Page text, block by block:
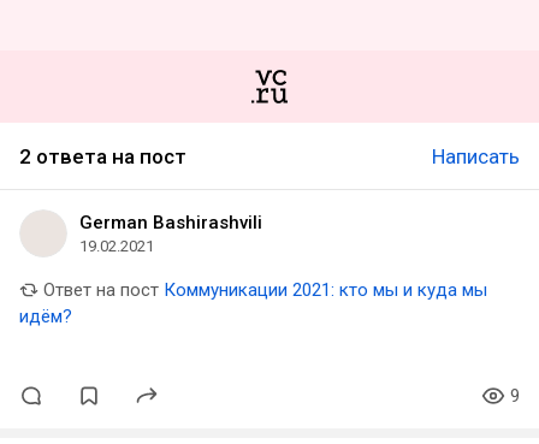
2 ответа на пост Написать
German Bashirashvili
19.02.2021
Ответ на пост Коммуникации 2021: кто мы и куда мы
идём?
9